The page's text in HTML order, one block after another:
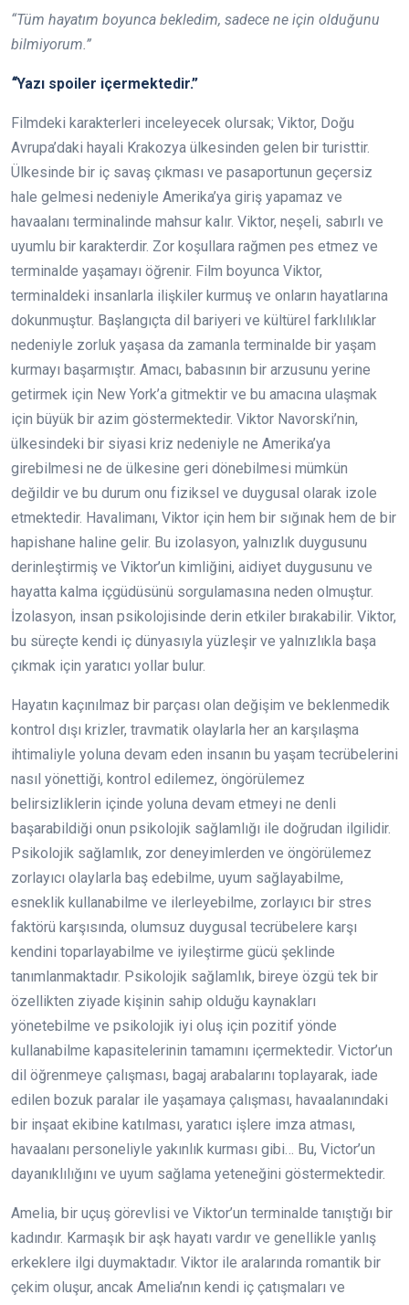
“Tüm hayatım boyunca bekledim, sadece ne için olduğunu
bilmiyorum.”
“Yazı spoiler içermektedir.”
Filmdeki karakterleri inceleyecek olursak; Viktor, Doğu
Avrupa’daki hayali Krakozya ülkesinden gelen bir turisttir.
Ülkesinde bir iç savaş çıkması ve pasaportunun geçersiz
hale gelmesi nedeniyle Amerika’ya giriş yapamaz ve
havaalanı terminalinde mahsur kalır. Viktor, neşeli, sabırlı ve
uyumlu bir karakterdir. Zor koşullara rağmen pes etmez ve
terminalde yaşamayı öğrenir. Film boyunca Viktor,
terminaldeki insanlarla ilişkiler kurmuş ve onların hayatlarına
dokunmuştur. Başlangıçta dil bariyeri ve kültürel farklılıklar
nedeniyle zorluk yaşasa da zamanla terminalde bir yaşam
kurmayı başarmıştır. Amacı, babasının bir arzusunu yerine
getirmek için New York’a gitmektir ve bu amacına ulaşmak
için büyük bir azim göstermektedir. Viktor Navorski’nin,
ülkesindeki bir siyasi kriz nedeniyle ne Amerika’ya
girebilmesi ne de ülkesine geri dönebilmesi mümkün
değildir ve bu durum onu fiziksel ve duygusal olarak izole
etmektedir. Havalimanı, Viktor için hem bir sığınak hem de bir
hapishane haline gelir. Bu izolasyon, yalnızlık duygusunu
derinleştirmiş ve Viktor’un kimliğini, aidiyet duygusunu ve
hayatta kalma içgüdüsünü sorgulamasına neden olmuştur.
İzolasyon, insan psikolojisinde derin etkiler bırakabilir. Viktor,
bu süreçte kendi iç dünyasıyla yüzleşir ve yalnızlıkla başa
çıkmak için yaratıcı yollar bulur.
Hayatın kaçınılmaz bir parçası olan değişim ve beklenmedik
kontrol dışı krizler, travmatik olaylarla her an karşılaşma
ihtimaliyle yoluna devam eden insanın bu yaşam tecrübelerini
nasıl yönettiği, kontrol edilemez, öngörülemez
belirsizliklerin içinde yoluna devam etmeyi ne denli
başarabildiği onun psikolojik sağlamlığı ile doğrudan ilgilidir.
Psikolojik sağlamlık, zor deneyimlerden ve öngörülemez
zorlayıcı olaylarla baş edebilme, uyum sağlayabilme,
esneklik kullanabilme ve ilerleyebilme, zorlayıcı bir stres
faktörü karşısında, olumsuz duygusal tecrübelere karşı
kendini toparlayabilme ve iyileştirme gücü şeklinde
tanımlanmaktadır. Psikolojik sağlamlık, bireye özgü tek bir
özellikten ziyade kişinin sahip olduğu kaynakları
yönetebilme ve psikolojik iyi oluş için pozitif yönde
kullanabilme kapasitelerinin tamamını içermektedir. Victor’un
dil öğrenmeye çalışması, bagaj arabalarını toplayarak, iade
edilen bozuk paralar ile yaşamaya çalışması, havaalanındaki
bir inşaat ekibine katılması, yaratıcı işlere imza atması,
havaalanı personeliyle yakınlık kurması gibi… Bu, Victor’un
dayanıklılığını ve uyum sağlama yeteneğini göstermektedir.
Amelia, bir uçuş görevlisi ve Viktor’un terminalde tanıştığı bir
kadındır. Karmaşık bir aşk hayatı vardır ve genellikle yanlış
erkeklere ilgi duymaktadır. Viktor ile aralarında romantik bir
çekim oluşur, ancak Amelia’nın kendi iç çatışmaları ve